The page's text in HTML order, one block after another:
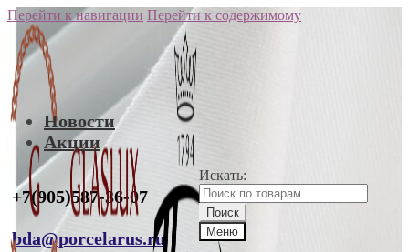
Перейти к навигации Перейти к содержимому
Новости
Акции
+7(905)587-36-07
bda@porcelarus.ru
Искать:
Поиск
Меню